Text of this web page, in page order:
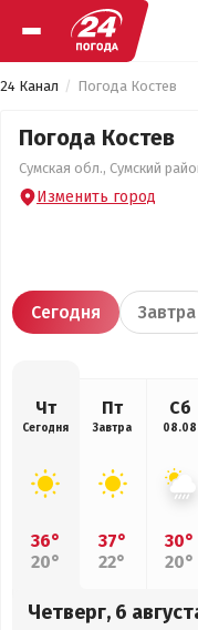
24 Канал Погода Костев
Погода Костев
Сумская обл., Сумский
Изменить город
Сегодня Завтра
Чт
Сегодня
36°
20°
Пт
Завтра
37°
22°
Сб
08.08
30°
20°
Четверг, 6